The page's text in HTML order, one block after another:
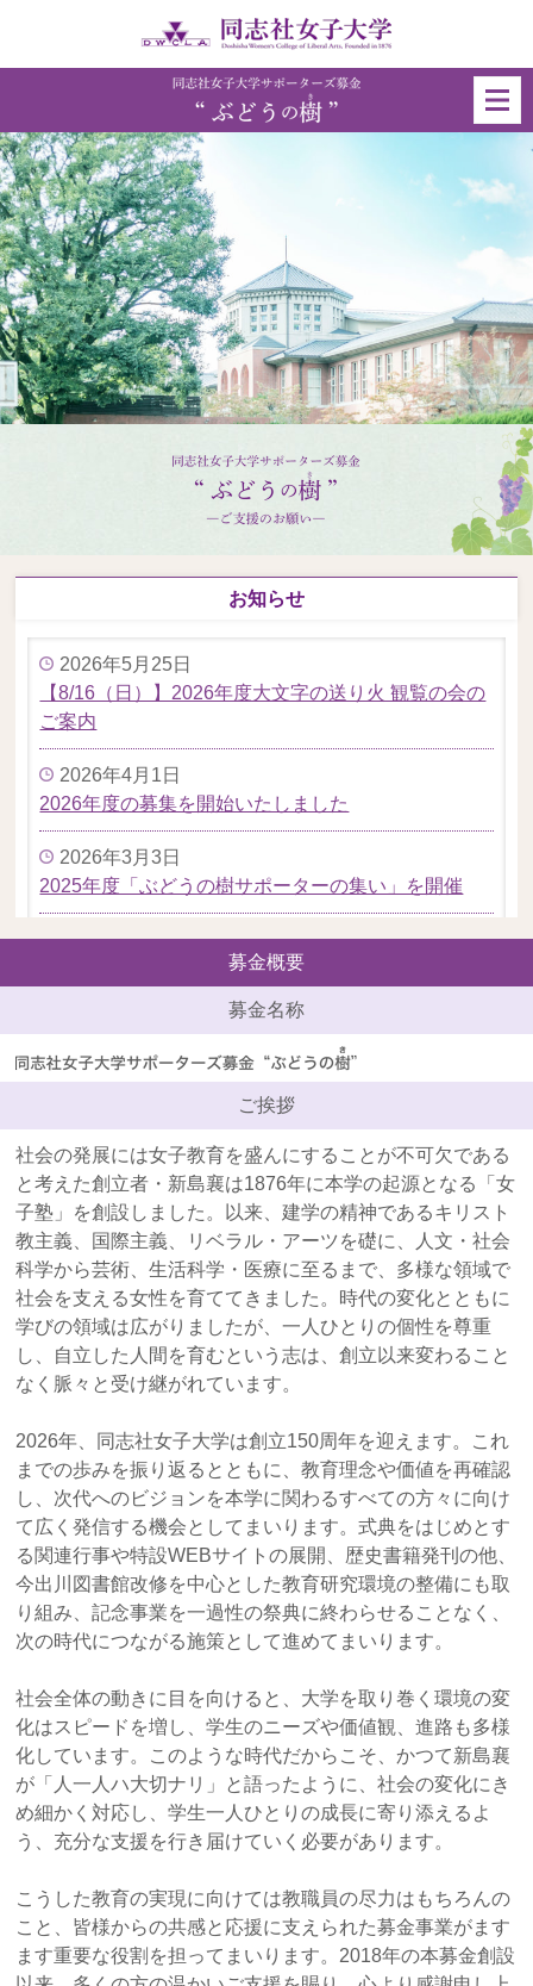
お知らせ
2026年5月25日
【8/16（日）】2026年度大文字の送り火 観覧の会の
ご案内
2026年4月1日
2026年度の募集を開始いたしました
2026年3月3日
2025年度「ぶどうの樹サポーターの集い」を開催
2026年2月10日
寄付金免税措置の手続き（確定申告）方法について
（2025年にご寄付いただいた皆さまへ）
2025年12月19日
2025年中の日付での寄付領収書発行をご希望の方へ
2025年12月18日
ぶどうの樹オンライン講演会『同志社と合唱音楽～
全メサイアと魂をつむぐ100年』を開催しました
2025年12月3日
【2/20（金）】2025年度「ぶどうの樹サポーターの
集い」のご案内
2025年11月20日
ぶどうの樹サポーターズ通信第15号を発行しました
2025年10月31日
【12/10（水）】ぶどうの樹オンライン講演会『同志
社と合唱音楽－「全同志社メサイア」の魂をつむぐ
100年－』のご案内
2025年8月25日
2025年度『大文字の送り火 観覧の会』を開催
2025年6月25日
ぶどうの樹サポーターズ通信第14号を発行しました
2025年6月23日
【8/16（土）】2025年度大文字の送り火 観覧の会の
ご案内
2025年4月1日
2025年3月4日
2024年度「ぶどうの樹サポーターの集い」を開催
募金概要
募金名称
ご挨拶
社会の発展には女子教育を盛んにすることが不可欠である
と考えた創立者・新島襄は1876年に本学の起源となる「女
子塾」を創設しました。以来、建学の精神であるキリスト
教主義、国際主義、リベラル・アーツを礎に、人文・社会
科学から芸術、生活科学・医療に至るまで、多様な領域で
社会を支える女性を育ててきました。時代の変化とともに
学びの領域は広がりましたが、一人ひとりの個性を尊重
し、自立した人間を育むという志は、創立以来変わること
なく脈々と受け継がれています。
2026年、同志社女子大学は創立150周年を迎えます。これ
までの歩みを振り返るとともに、教育理念や価値を再確認
し、次代へのビジョンを本学に関わるすべての方々に向け
て広く発信する機会としてまいります。式典をはじめとす
る関連行事や特設WEBサイトの展開、歴史書籍発刊の他、
今出川図書館改修を中心とした教育研究環境の整備にも取
り組み、記念事業を一過性の祭典に終わらせることなく、
次の時代につながる施策として進めてまいります。
社会全体の動きに目を向けると、大学を取り巻く環境の変
化はスピードを増し、学生のニーズや価値観、進路も多様
化しています。このような時代だからこそ、かつて新島襄
が「人一人ハ大切ナリ」と語ったように、社会の変化にき
め細かく対応し、学生一人ひとりの成長に寄り添えるよ
う、充分な支援を行き届けていく必要があります。
こうした教育の実現に向けては教職員の尽力はもちろんの
こと、皆様からの共感と応援に支えられた募金事業がます
ます重要な役割を担ってまいります。2018年の本募金創設